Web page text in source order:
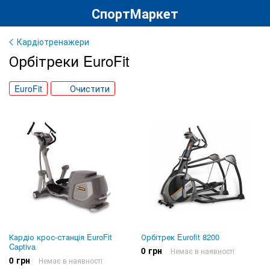
СпортМаркет
Кардіотренажери
Орбітреки EuroFit
EuroFit Очистити
Кардіо крос-станція EuroFit
Captiva
0 грн Немає в наявності
Орбітрек Eurofit 8200
0 грн Немає в наявності